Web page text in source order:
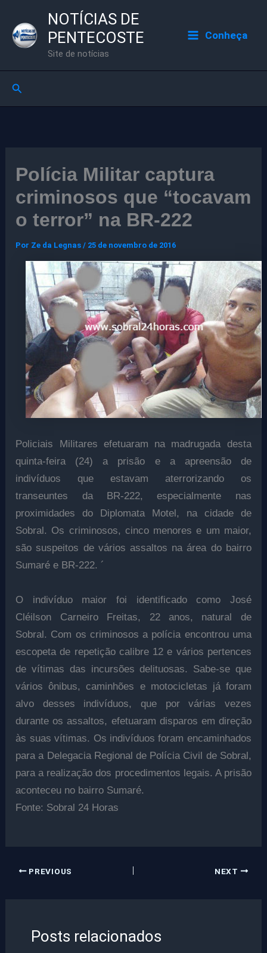
para
NOTÍCIAS DE
PENTECOSTE
Site de notícias
Conheça
Pesquisar
Polícia Militar captura
criminosos que “tocavam
o terror” na BR-222
Por Ze da Legnas/ 25 de novembro de 2016
Policiais Militares efetuaram na madrugada desta
quinta-feira (24) a prisão e a apreensão de
indivíduos que estavam aterrorizando os
transeuntes da BR-222, especialmente nas
proximidades do Diplomata Motel, na cidade de
Sobral. Os criminosos, cinco menores e um maior,
são suspeitos de vários assaltos na área do bairro
Sumaré e BR-222. ´
O indivíduo maior foi identificado como José
Cléilson Carneiro Freitas, 22 anos, natural de
Sobral. Com os criminosos a polícia encontrou uma
escopeta de repetição calibre 12 e vários pertences
de vítimas das incursões delituosas. Sabe-se que
vários ônibus, caminhões e motocicletas já foram
alvo desses indivíduos, que por várias vezes
durante os assaltos, efetuaram disparos em direção
às suas vítimas. Os indivíduos foram encaminhados
para a Delegacia Regional de Polícia Civil de Sobral,
para a realização dos procedimentos legais. A prisão
aconteceu no bairro Sumaré.
Fonte: Sobral 24 Horas
PREVIOUS NEXT
Posts relacionados